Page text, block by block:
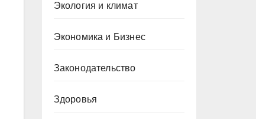
Экология и климат
Экономика и Бизнес
Законодательство
Здоровья